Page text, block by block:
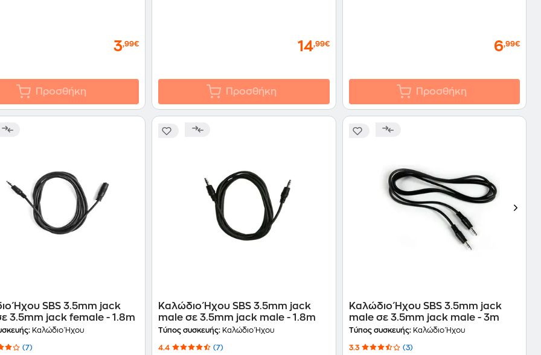
3,99€
Προσθήκη
14,99€
Προσθήκη
6,99€
Προσθήκη
Ήχου SBS 3.5mm jack
3.5mm jack female - 1.8m
Καλώδιο Ήχου
(7)
Καλώδιο Ήχου SBS 3.5mm jack
male σε 3.5mm jack male - 1.8m
Τύπος συσκευής: Καλώδιο Ήχου
4.4 (7)
Καλώδιο Ήχου SBS 3.5mm jack
male σε 3.5mm jack male - 3m
Τύπος συσκευής:Καλώδιο Ήχου
3.3 (3)